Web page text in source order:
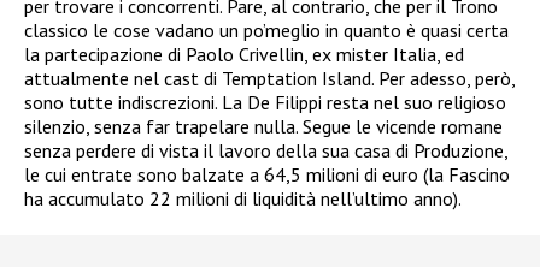
per trovare i concorrenti. Pare, al contrario, che per il Trono
classico le cose vadano un po’meglio in quanto è quasi certa
la partecipazione di Paolo Crivellin, ex mister Italia, ed
attualmente nel cast di Temptation Island. Per adesso, però,
sono tutte indiscrezioni. La De Filippi resta nel suo religioso
silenzio, senza far trapelare nulla. Segue le vicende romane
senza perdere di vista il lavoro della sua casa di Produzione,
le cui entrate sono balzate a 64,5 milioni di euro (la Fascino
ha accumulato 22 milioni di liquidità nell’ultimo anno).